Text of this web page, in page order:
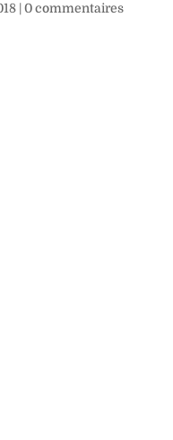
| 0 commentaires